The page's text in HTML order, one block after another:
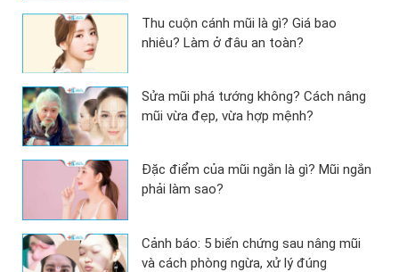
Thu cuộn cánh mũi là gì? Giá bao
nhiêu? Làm ở đâu an toàn?
Sửa mũi phá tướng không? Cách nâng
mũi vừa đẹp, vừa hợp mệnh?
Đặc điểm của mũi ngắn là gì? Mũi ngắn
phải làm sao?
Cảnh báo: 5 biến chứng sau nâng mũi
và cách phòng ngừa, xử lý đúng